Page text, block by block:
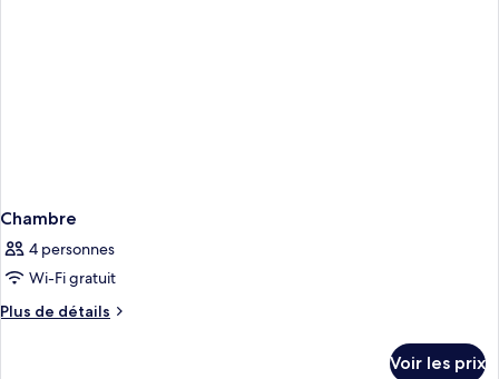
Chambre
4 personnes
Wi-Fi gratuit
Plus de détails
Plus
Voir les prix